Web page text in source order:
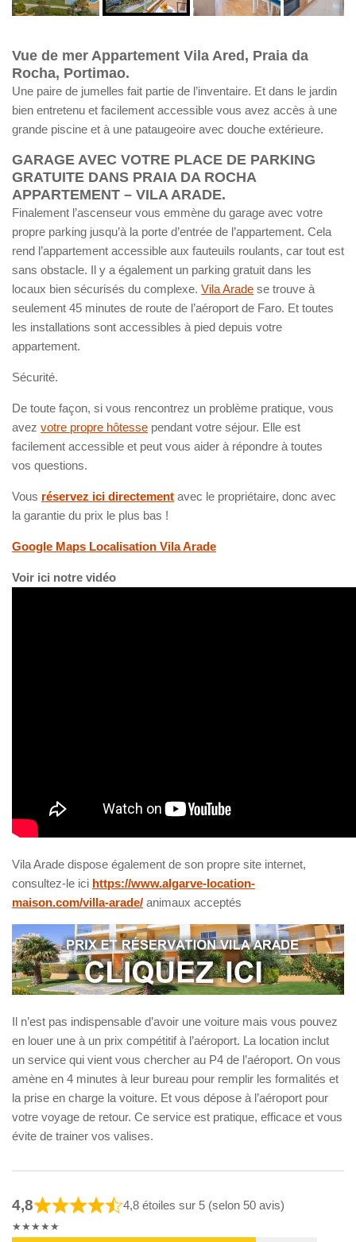
Vue de mer Appartement Vila Ared, Praia da
Rocha, Portimao.
Une paire de jumelles fait partie de l’inventaire. Et dans le jardin
bien entretenu et facilement accessible vous avez accès à une
grande piscine et à une pataugeoire avec douche extérieure.
GARAGE AVEC VOTRE PLACE DE PARKING
GRATUITE DANS PRAIA DA ROCHA
APPARTEMENT – VILA ARADE.
Finalement l’ascenseur vous emmène du garage avec votre
propre parking jusqu’à la porte d’entrée de l’appartement. Cela
rend l’appartement accessible aux fauteuils roulants, car tout est
sans obstacle. Il y a également un parking gratuit dans les
locaux bien sécurisés du complexe. Vila Arade se trouve à
seulement 45 minutes de route de l’aéroport de Faro. Et toutes
les installations sont accessibles à pied depuis votre
appartement.
Sécurité.
De toute façon, si vous rencontrez un problème pratique, vous
avez votre propre hôtesse pendant votre séjour. Elle est
facilement accessible et peut vous aider à répondre à toutes
vos questions.
Vous réservez ici directement avec le propriétaire, donc avec
la garantie du prix le plus bas !
Google Maps Localisation Vila Arade
Voir ici notre vidéo
Vila Arade dispose également de son propre site internet,
consultez-le ici https://www.algarve-location-
maison.com/villa-arade/ animaux acceptés
Il n’est pas indispensable d’avoir une voiture mais vous pouvez
en louer une à un prix compétitif à l’aéroport. La location inclut
un service qui vient vous chercher au P4 de l’aéroport. On vous
amène en 4 minutes à leur bureau pour remplir les formalités et
la prise en charge la voiture. Et vous dépose à l’aéroport pour
votre voyage de retour. Ce service est pratique, efficace et vous
évite de trainer vos valises.
4,8 4,8 étoiles sur 5 (selon 50 avis)
★★★★★